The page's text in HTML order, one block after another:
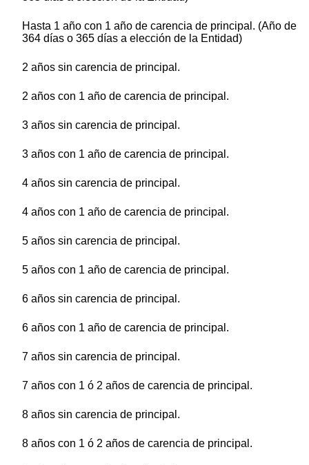
Hasta 1 año con 1 año de carencia de principal. (Año de
364 días o 365 días a elección de la Entidad)
2 años sin carencia de principal.
2 años con 1 año de carencia de principal.
3 años sin carencia de principal.
3 años con 1 año de carencia de principal.
4 años sin carencia de principal.
4 años con 1 año de carencia de principal.
5 años sin carencia de principal.
5 años con 1 año de carencia de principal.
6 años sin carencia de principal.
6 años con 1 año de carencia de principal.
7 años sin carencia de principal.
7 años con 1 ó 2 años de carencia de principal.
8 años sin carencia de principal.
8 años con 1 ó 2 años de carencia de principal.